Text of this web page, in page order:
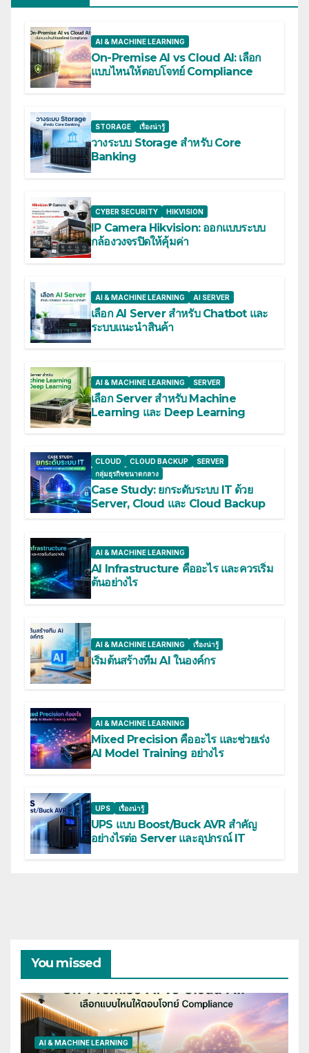
AI & MACHINE LEARNING
On-Premise AI vs Cloud AI: เลือก
แบบไหนให้ตอบโจทย์ Compliance
STORAGE เรื่องน่ารู้
วางระบบ Storage สำหรับ Core
Banking
CYBER SECURITY HIKVISION
IP Camera Hikvision: ออกแบบระบบ
กล้องวงจรปิดให้คุ้มค่า
AI & MACHINE LEARNING AI SERVER
เลือก AI Server สำหรับ Chatbot และ
ระบบแนะนำสินค้า
AI & MACHINE LEARNING SERVER
เลือก Server สำหรับ Machine
Learning และ Deep Learning
CLOUD CLOUD BACKUP
SERVER
กลุ่มธุรกิจขนาดกลาง
Case Study: ยกระดับระบบ IT ด้วย
Server, Cloud และ Cloud Backup
AI & MACHINE LEARNING
AI Infrastructure คืออะไร และควรเริ่ม
ต้นอย่างไร
AI & MACHINE LEARNING เรื่องน่ารู้
เริ่มต้นสร้างทีม AI ในองค์กร
AI & MACHINE LEARNING
Mixed Precision คืออะไร และช่วยเร่ง
AI Model Training อย่างไร
UPS เรื่องน่ารู้
UPS แบบ Boost/Buck AVR สำคัญ
อย่างไรต่อ Server และอุปกรณ์ IT
You missed
AI & MACHINE LEARNING